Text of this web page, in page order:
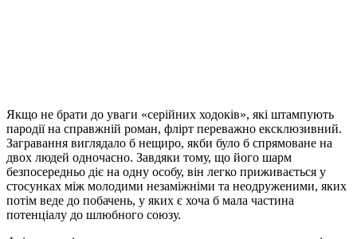
Якщо не брати до уваги «серійних ходоків», які штампують
пародії на справжній роман, флірт переважно ексклюзивний.
Загравання виглядало б нещиро, якби було б спрямоване на
двох людей одночасно. Завдяки тому, що його шарм
безпосередньо діє на одну особу, він легко приживається у
стосунках між молодими незаміжніми та неодруженими, яких
потім веде до побачень, у яких є хоча б мала частина
потенціалу до шлюбного союзу.